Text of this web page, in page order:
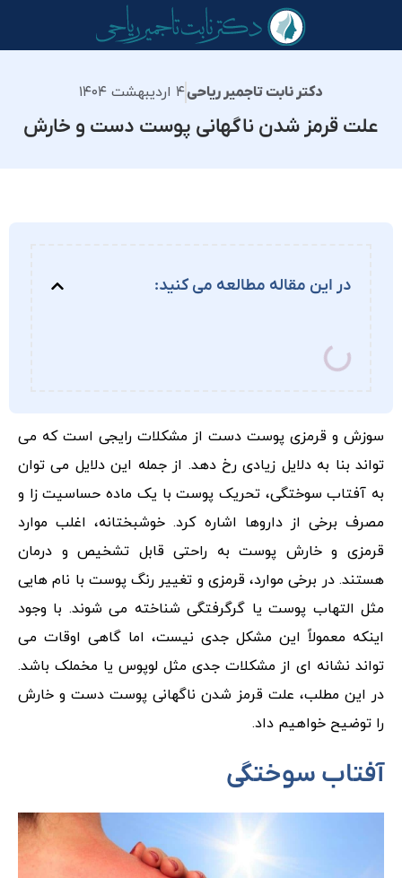
دکتر نابت تاجمیر ریاحی۴ اردیبهشت ۱۴۰۴
علت قرمز شدن ناگهانی پوست دست و خارش
در این مقاله مطالعه می کنید:
سوزش و قرمزی پوست دست از مشکلات رایجی است که می
تواند بنا به دلایل زیادی رخ دهد. از جمله این دلایل می توان
به آفتاب سوختگی، تحریک پوست با یک ماده حساسیت زا و
مصرف برخی از داروها اشاره کرد. خوشبختانه، اغلب موارد
قرمزی و خارش پوست به راحتی قابل تشخیص و درمان
هستند. در برخی موارد، قرمزی و تغییر رنگ پوست با نام هایی
مثل التهاب پوست یا گرگرفتگی شناخته می شوند. با وجود
اینکه معمولاً این مشکل جدی نیست، اما گاهی اوقات می
تواند نشانه ای از مشکلات جدی مثل لوپوس یا مخملک باشد.
در این مطلب، علت قرمز شدن ناگهانی پوست دست و خارش
را توضیح خواهیم داد.
آفتاب سوختگی